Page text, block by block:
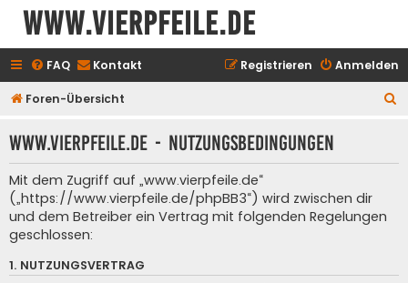
www.vierpfeile.de
FAQ Kontakt Anmelden
Registrieren
Foren-Übersicht
h
www.vierpfeile.de - Nutzungsbedingungen
Mit dem Zugriff auf „www.vierpfeile.de“
(„https://www.vierpfeile.de/phpBB3“) wird zwischen dir
und dem Betreiber ein Vertrag mit folgenden Regelungen
geschlossen:
1. NUTZUNGSVERTRAG